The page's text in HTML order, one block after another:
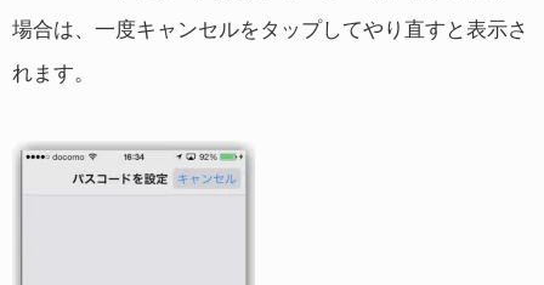
場合は、一度キャンセルをタップしてやり直すと表示さ
れます。